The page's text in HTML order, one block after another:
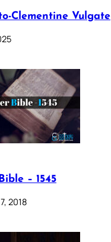
Clementine Vulgate
– 1545
2018